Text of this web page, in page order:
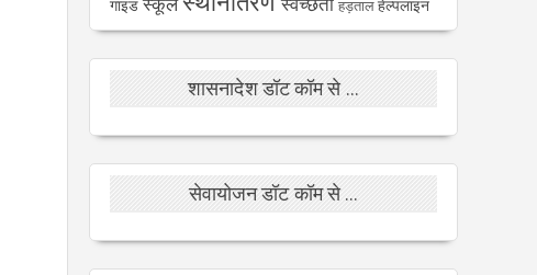
गाइड
हड़तालहेल्पलाइन
शासनादेश डॉट कॉम से ...
सेवायोजन डॉट कॉम से ...